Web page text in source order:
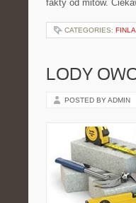
fakty od mitów.
CATEGORIES:
LODY
POSTED BY ADMIN